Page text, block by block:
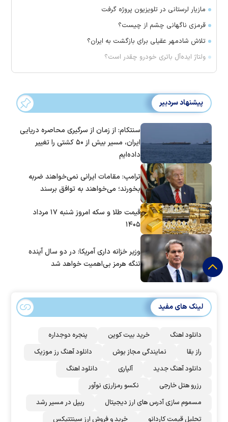
مازیار لرستانی در تلویزیون پروژه گرفت
قرمزی ناگهانی چشم از چیست؟
تلاش شادمهر عقیلی برای بازگشت به ایران؟
ولتاژ ایده‌آل باتری خودرو چقدر است؟
پیشنهاد سردبیر
سنتکام: از زمان از سرگیری محاصره دریایی
ایران، مسیر بیش از ۵۰ کشتی را تغییر
داده‌ایم
ترامپ: مقامات ایرانی نمی‌خواهند ضربه
بخورند؛ می‌خواهند به توافق برسند
قیمت طلا و سکه امروز شنبه ۱۷ مرداد
۱۴۰۵
وزیر خزانه داری آمریکا: در دو سال آینده
تنگه هرمز بی‌اهمیت خواهد شد
لینک های مفید
دانلود اهنگ خرید بیت کوین
پنجره دوجداره
راز بقا
نمایندگی مجاز بوش
دانلود آهنگ رز‌ موزیک
دانلود آهنگ جدید
آلپاری
دانلود اهنگ
رزرو هتل خارجی
نکسو رمزارزی نوآور
مسموم سازی آدرس های ارز دیجیتال
ریپل در مسیر رشد
تحلیل قیمت کاردانو
خرید و فروش ارز سینتتیکس